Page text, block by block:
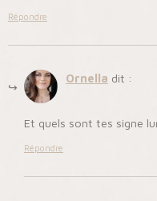
Répondre
Ornella dit :
Et quels sont tes signe
Répondre